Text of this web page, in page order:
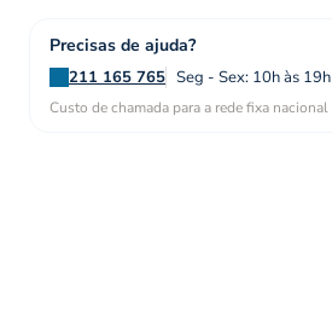
Precisas de ajuda?
211 165 765 Seg - Sex: 10h às 19h
Custo de chamada para a rede fixa nacional